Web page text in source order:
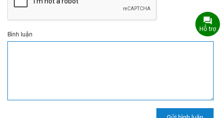
Bình luận
Hỗ trợ